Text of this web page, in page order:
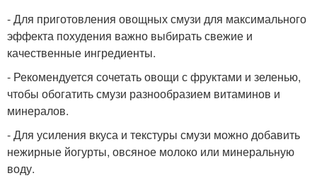
- Для приготовления овощных смузи для максимального
эффекта похудения важно выбирать свежие и
качественные ингредиенты.
- Рекомендуется сочетать овощи с фруктами и зеленью,
чтобы обогатить смузи разнообразием витаминов и
минералов.
- Для усиления вкуса и текстуры смузи можно добавить
нежирные йогурты, овсяное молоко или минеральную
воду.